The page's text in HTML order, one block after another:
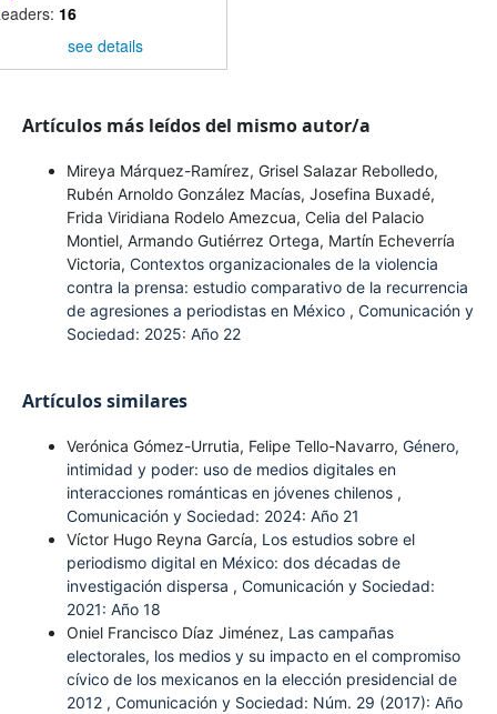
16
see details
Artículos más leídos del mismo autor/a
Mireya Márquez-Ramírez, Grisel Salazar Rebolledo,
Rubén Arnoldo González Macías, Josefina Buxadé,
Frida Viridiana Rodelo Amezcua, Celia del Palacio
Montiel, Armando Gutiérrez Ortega, Martín Echeverría
Victoria, Contextos organizacionales de la violencia
contra la prensa: estudio comparativo de la recurrencia
de agresiones a periodistas en México , Comunicación y
Sociedad: 2025: Año 22
Artículos similares
Verónica Gómez-Urrutia, Felipe Tello-Navarro, Género,
intimidad y poder: uso de medios digitales en
interacciones románticas en jóvenes chilenos ,
Comunicación y Sociedad: 2024: Año 21
Víctor Hugo Reyna García, Los estudios sobre el
periodismo digital en México: dos décadas de
investigación dispersa , Comunicación y Sociedad:
2021: Año 18
Oniel Francisco Díaz Jiménez, Las campañas
electorales, los medios y su impacto en el compromiso
cívico de los mexicanos en la elección presidencial de
2012 , Comunicación y Sociedad: Núm. 29 (2017): Año